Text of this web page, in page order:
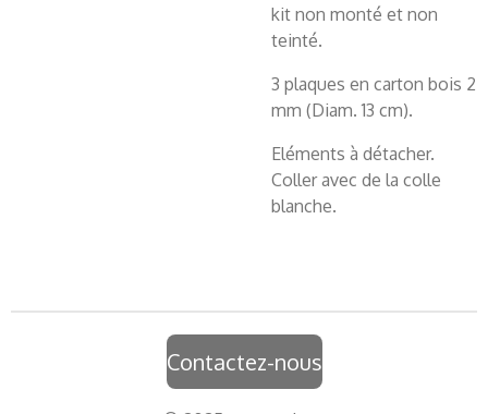
kit non monté et non
teinté.
3 plaques en carton bois 2
mm (Diam. 13 cm).
Eléments à détacher.
Coller avec de la colle
blanche.
Contactez-nous